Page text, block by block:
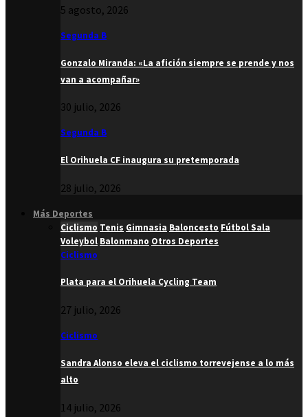
5 agosto, 2026
Segunda B
Gonzalo Miranda: «La afición siempre se prende y nos
van a acompañar»
30 julio, 2026
Segunda B
El Orihuela CF inaugura su pretemporada
28 julio, 2026
Más Deportes
Ciclismo Tenis Gimnasia Baloncesto Fútbol Sala
Voleybol Balonmano Otros Deportes
Ciclismo
Plata para el Orihuela Cycling Team
27 julio, 2026
Ciclismo
Sandra Alonso eleva el ciclismo torrevejense a lo más
alto
14 julio, 2026